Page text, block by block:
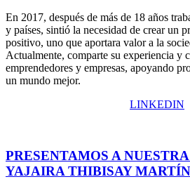
En 2017, después de más de 18 años
y países, sintió la necesidad de crear un
positivo, uno que aportara valor a la
Actualmente, comparte su experiencia y
emprendedores y empresas, apoyando
un mundo mejor.
LINKEDIN
PRESENTAMOS A
YAJAIRA THIBISAY